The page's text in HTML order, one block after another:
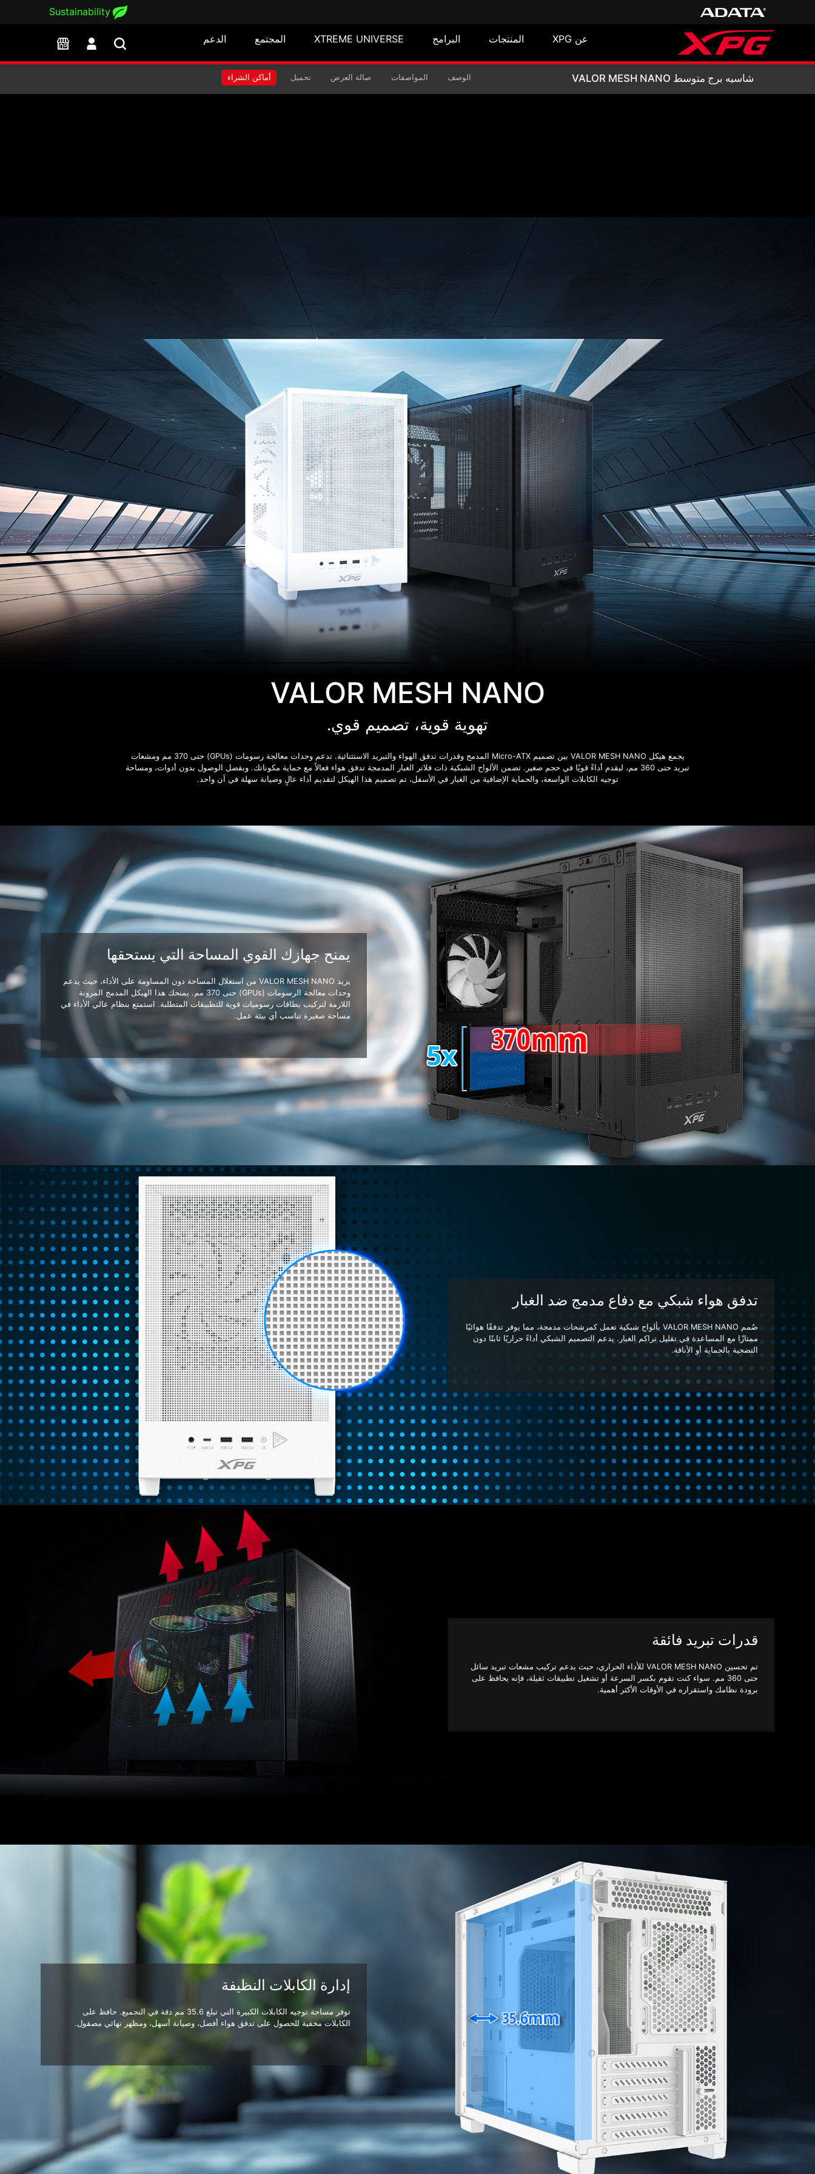
Sustainability
عن XPG المنتجات البرامج XTREME UNIVERSE المجتمع الدعم
شاسيه برج متوسط VALOR MESH NANO
شاسيه برج متوسط VALOR MESH NANO الوصف المواصفات صالة العرض تحميل أماكن الشراء
VALOR MESH NANO
تهوية قوية، تصميم قوي.
يجمع هيكل VALOR MESH NANO بين تصميم Micro-ATX المدمج وقدرات تدفق الهواء والتبريد الاستثنائية. تدعم وحدات معالجة رسومات (GPUs) حتى 370 مم ومشعات
تبريد حتى 360 مم، ليقدم أداءً قويًا في حجم صغير. تضمن الألواح الشبكية ذات فلاتر الغبار المدمجة تدفق هواء فعالاً مع حماية مكوناتك. وبفضل الوصول بدون أدوات، ومساحة
توجيه الكابلات الواسعة، والحماية الإضافية من الغبار في الأسفل، تم تصميم هذا الهيكل لتقديم أداء عالٍ وصيانة سهلة في آن واحد.
يمنح جهازك القوي المساحة التي يستحقها
يزيد VALOR MESH NANO من استغلال المساحة دون المساومة على الأداء، حيث يدعم
وحدات معالجة الرسومات (GPUs) حتى 370 مم. يمنحك هذا الهيكل المدمج المرونة
اللازمة لتركيب بطاقات رسوميات قوية للتطبيقات المتطلبة. استمتع بنظام عالي الأداء في
مساحة صغيرة تناسب أي بيئة عمل.
تدفق هواء شبكي مع دفاع مدمج ضد الغبار
صُمم VALOR MESH NANO بألواح شبكية تعمل كمرشحات مدمجة، مما يوفر تدفقًا هوائيًا
ممتازًا مع المساعدة في تقليل تراكم الغبار. يدعم التصميم الشبكي أداءً حراريًا ثابتًا دون
التضحية بالحماية أو الأناقة.
قدرات تبريد فائقة
تم تحسين VALOR MESH NANO للأداء الحراري، حيث يدعم تركيب مشعات تبريد سائل
حتى 360 مم. سواء كنت تقوم بكسر السرعة أو تشغيل تطبيقات ثقيلة، فإنه يحافظ على
برودة نظامك واستقراره في الأوقات الأكثر أهمية.
إدارة الكابلات النظيفة
توفر مساحة توجيه الكابلات الكبيرة التي تبلغ 35.6 مم دقة في التجميع. حافظ على
الكابلات مخفية للحصول على تدفق هواء أفضل، وصيانة أسهل، ومظهر نهائي مصقول.